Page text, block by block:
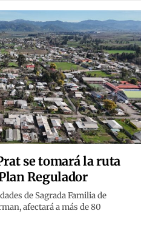
se tomará la ruta
Regulador
de Sagrada Familia de
afectará a más de 80